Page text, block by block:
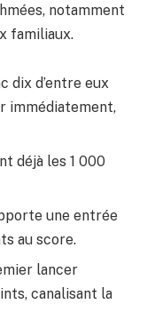
notamment
familiaux.
dix d’entre eux
immédiatement,
déjà les 1 000
une entrée
au score.
lancer
canalisant la